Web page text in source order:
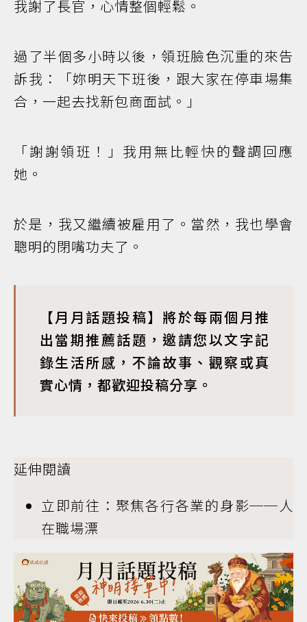
我謝了長官，心情整個輕鬆。
過了半個多小時以後，領班臉色沉重的來告
訴我：「妳明天下班後，跟大家在停車場集
合，一起去找新包商面試。」
「謝謝領班！」我用無比輕快的聲調回應
她。
於是，我又繼續被雇用了。當然，我也學會
聰明的閉嘴功夫了。
【月月話題投稿】將於每兩個月推
出當期推薦話題，邀請您以文字記
錄生活所感，不論故事、觀察或真
實心情，都歡迎投稿分享。
延伸閱讀
立即前往：聚焦各行各業的身影──人
在職場漂